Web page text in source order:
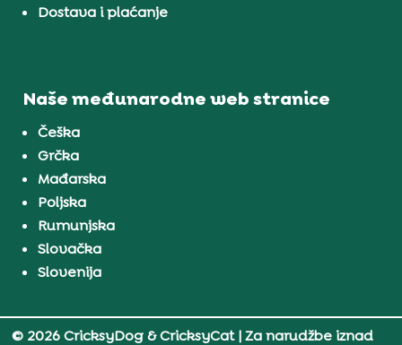
Dostava i plaćanje
Naše međunarodne web stranice
Češka
Grčka
Mađarska
Poljska
Rumunjska
Slovačka
Slovenija
© 2026 CricksyDog & CricksyCat| Za narudžbe iznad